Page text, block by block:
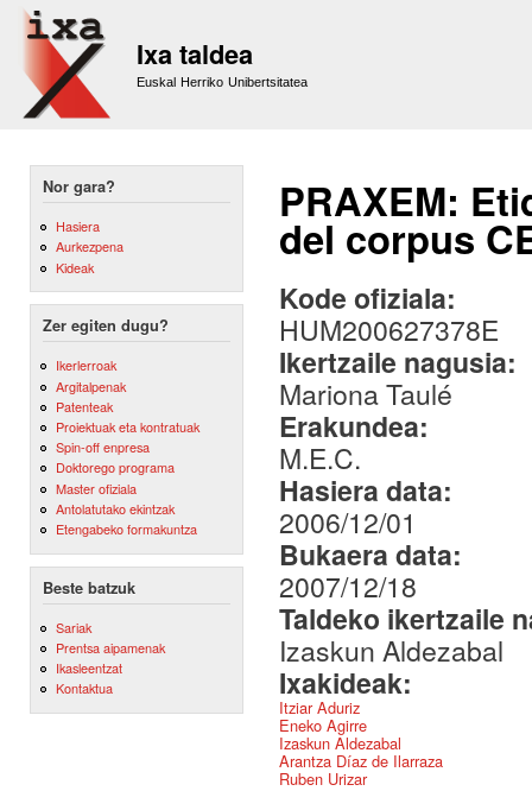
Ixa taldea
Euskal Herriko Unibertsitatea
Nor gara?
Hasiera
Aurkezpena
Kideak
Zer egiten dugu?
Ikerlerroak
Argitalpenak
Patenteak
Proiektuak eta kontratuak
Spin-off enpresa
Doktorego programa
Master ofiziala
Antolatutako ekintzak
Etengabeko formakuntza
Beste batzuk
Sariak
Prentsa aipamenak
Ikasleentzat
Kontaktua
PRAXEM:
del corpus
Kode ofiziala:
HUM200627378E
Ikertzaile nagusia:
Mariona Taulé
Erakundea:
M.E.C.
Hasiera data:
2006/12/01
Bukaera data:
2007/12/18
Taldeko ikertzaile
Izaskun Aldezabal
Ixakideak:
Itziar Aduriz
Eneko Agirre
Izaskun Aldezabal
Arantza Díaz de Ilarraza
Ruben Urizar